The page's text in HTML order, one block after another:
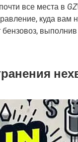
все места в
куда вам